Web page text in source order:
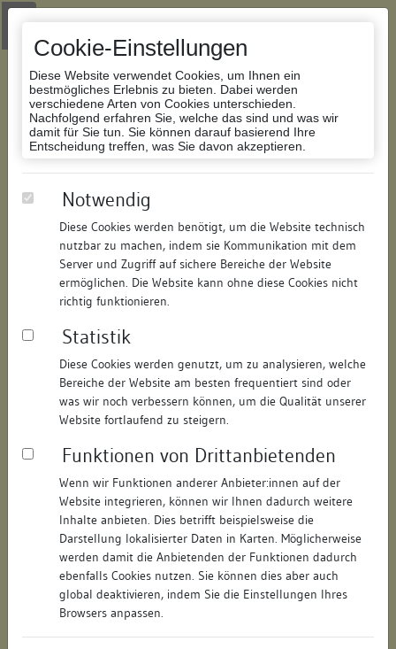
Cookie-Einstellungen
Diese Website verwendet Cookies, um Ihnen ein
bestmögliches Erlebnis zu bieten. Dabei werden
verschiedene Arten von Cookies unterschieden.
Nachfolgend erfahren Sie, welche das sind und was wir
damit für Sie tun. Sie können darauf basierend Ihre
Entscheidung treffen, was Sie davon akzeptieren.
Notwendig
Diese Cookies werden benötigt, um die Website technisch
nutzbar zu machen, indem sie Kommunikation mit dem
Server und Zugriff auf sichere Bereiche der Website
ermöglichen. Die Website kann ohne diese Cookies nicht
richtig funktionieren.
Statistik
Diese Cookies werden genutzt, um zu analysieren, welche
Bereiche der Website am besten frequentiert sind oder
was wir noch verbessern können, um die Qualität unserer
Website fortlaufend zu steigern.
Funktionen von Drittanbietenden
Wenn wir Funktionen anderer Anbieter:innen auf der
Website integrieren, können wir Ihnen dadurch weitere
Inhalte anbieten. Dies betrifft beispielsweise die
Darstellung lokalisierter Daten in Karten. Möglicherweise
werden damit die Anbietenden der Funktionen dadurch
ebenfalls Cookies nutzen. Sie können dies aber auch
global deaktivieren, indem Sie die Einstellungen Ihres
Browsers anpassen.
Zur Navigation springen
Zum Inhalt der Website springen
Datenbank Bauforschung/Restaurierung
137167379617/Datum:08.04.2016
Datenbestand:
Bauforschung und Restaurierung
Als PDF herunterladen:
Objektdaten
Straße: Pfarrgasse
Hausnummer: 12
Postleitzahl: 74354
Stadt-Teilort: Besigheim
Regierungsbezirk: Stuttgart
Ludwigsburg (Landkreis)
Wohnplatzschlüssel: 8118007001
Flurstücknummer: keine